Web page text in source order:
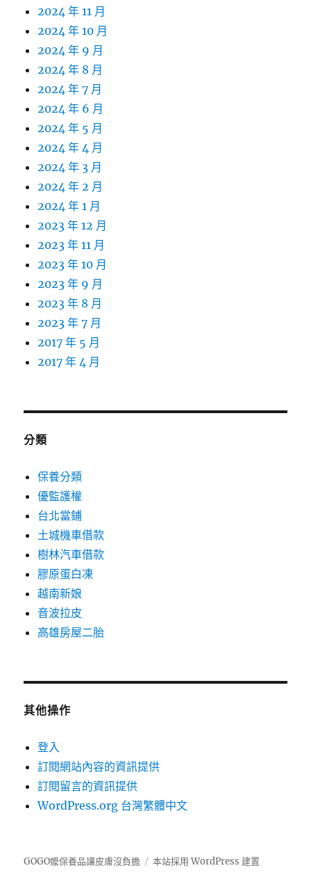
2024 年 11 月
2024 年 10 月
2024 年 9 月
2024 年 8 月
2024 年 7 月
2024 年 6 月
2024 年 5 月
2024 年 4 月
2024 年 3 月
2024 年 2 月
2024 年 1 月
2023 年 12 月
2023 年 11 月
2023 年 10 月
2023 年 9 月
2023 年 8 月
2023 年 7 月
2017 年 5 月
2017 年 4 月
分類
保養分類
優監護權
台北當鋪
土城機車借款
樹林汽車借款
膠原蛋白凍
越南新娘
音波拉皮
高雄房屋二胎
其他操作
登入
訂閱網站內容的資訊提供
訂閱留言的資訊提供
WordPress.org 台灣繁體中文
GOGO嬤保養品讓皮膚沒負擔 本站採用 WordPress 建置